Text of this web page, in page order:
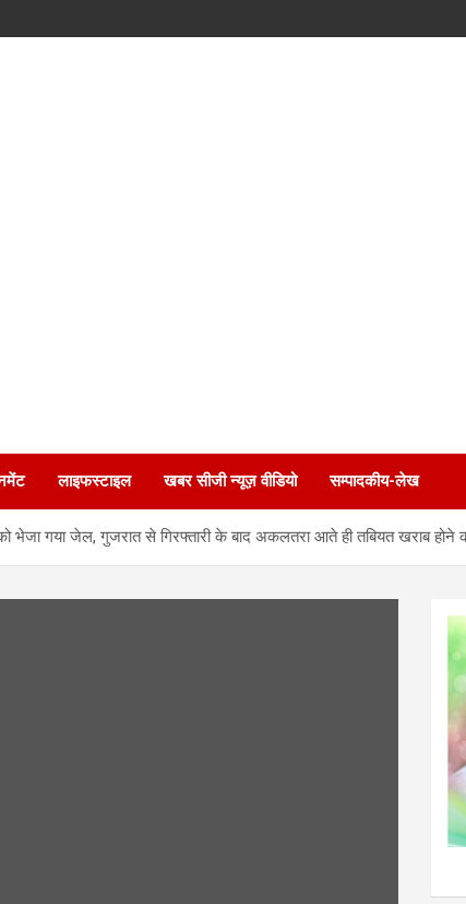
लाइफस्टाइल खबर सीजी न्यूज़ वीडियो सम्पादकीय-लेख
गया जेल, गुजरात से गिरफ्तारी के बाद अकलतरा आते ही तबियत खराब होने